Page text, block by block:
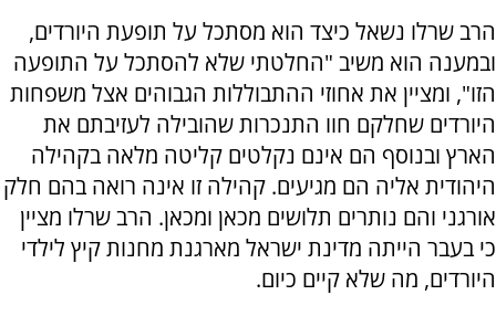
הרב שרלו נשאל כיצד הוא מסתכל על תופעת היורדים,
ובמענה הוא משיב "החלטתי שלא להסתכל על התופעה
הזו", ומציין את אחוזי ההתבוללות הגבוהים אצל משפחות
היורדים שחלקם חוו התנכרות שהובילה לעזיבתם את
הארץ ובנוסף הם אינם נקלטים קליטה מלאה בקהילה
היהודית אליה הם מגיעים. קהילה זו אינה רואה בהם חלק
אורגני והם נותרים תלושים מכאן ומכאן. הרב שרלו מציין
כי בעבר הייתה מדינת ישראל מארגנת מחנות קיץ לילדי
היורדים, מה שלא קיים כיום.